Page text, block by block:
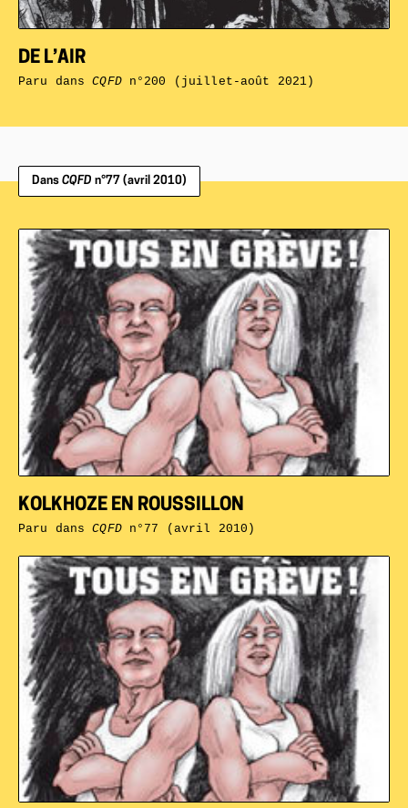
DE L’AIR
Paru dansCQFDn°200 (juillet-août 2021)
Dans CQFD n°77 (avril 2010)
KOLKHOZE EN ROUSSILLON
Paru dansCQFDn°77 (avril 2010)